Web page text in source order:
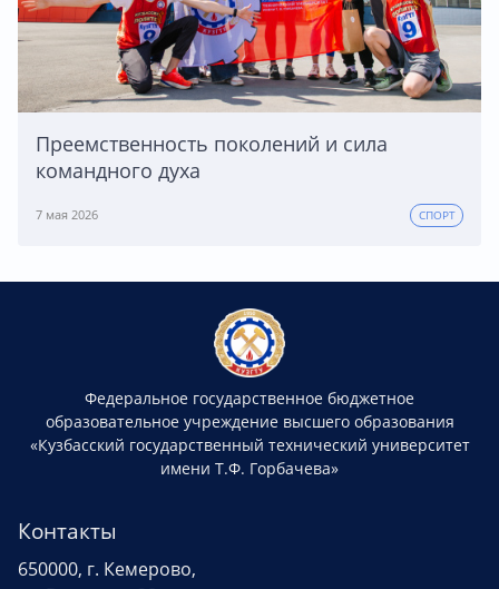
Преемственность поколений и сила
командного духа
7 мая 2026 СПОРТ
Федеральное государственное бюджетное
образовательное учреждение высшего образования
«Кузбасский государственный технический университет
имени Т.Ф. Горбачева»
Контакты
650000, г. Кемерово,